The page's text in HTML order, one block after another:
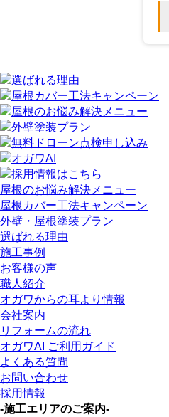
屋根のお悩み解決メニュー
屋根カバー工法キャンペーン
外壁・屋根塗装プラン
選ばれる理由
施工事例
お客様の声
職人紹介
オガワからの耳より情報
会社案内
リフォームの流れ
オガワAI ご利用ガイド
よくある質問
お問い合わせ
採用情報
-施工エリアのご案内-